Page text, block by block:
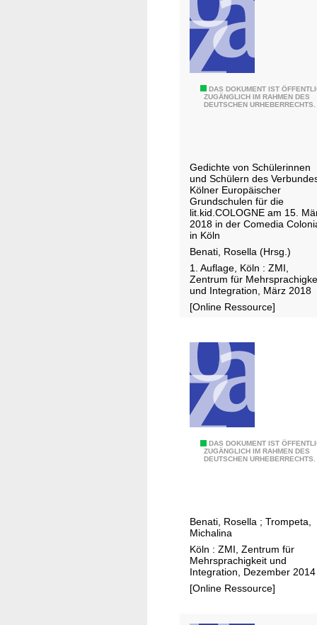
n
e
r
DAS DOKUMENT IST
ZUGÄNGLICH IM RAHMEN DES
DEUTSCHEN URHEBERRECHTS.
G
h
t
e
d
i
c
h
t
e
Gedichte von Schülerinnen
und Schülern des
Kölner Europäischer
Grundschulen für die
lit.kid.COLOGNE am 15.
2018 in der Comedia
in Köln
Benati, Rosella (Hrsg.)
1. Auflage, Köln : ZMI,
Zentrum für
und Integration, März 2018
[Online Ressource]
DAS DOKUMENT IST
ZUGÄNGLICH IM RAHMEN DES
DEUTSCHEN URHEBERRECHTS.
n
f
t
s
s
Benati, Rosella ; Trompeta,
Michalina
Köln : ZMI, Zentrum für
Mehrsprachigkeit und
Integration, Dezember 2014
[Online Ressource]